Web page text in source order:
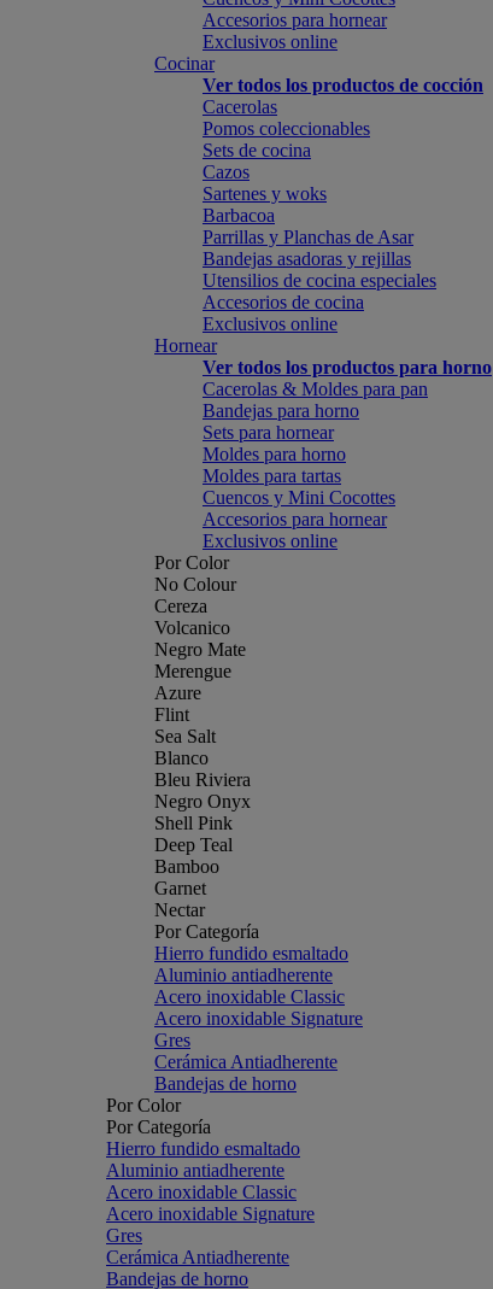
Accesorios para hornear
Exclusivos online
Cocinar
Ver todos los productos de cocción
Cacerolas
Pomos coleccionables
Sets de cocina
Cazos
Sartenes y woks
Barbacoa
Parrillas y Planchas de Asar
Bandejas asadoras y rejillas
Utensilios de cocina especiales
Accesorios de cocina
Exclusivos online
Hornear
Ver todos los productos para horno
Cacerolas & Moldes para pan
Bandejas para horno
Sets para hornear
Moldes para horno
Moldes para tartas
Cuencos y Mini Cocottes
Accesorios para hornear
Exclusivos online
Por Color
No Colour
Cereza
Volcanico
Negro Mate
Merengue
Azure
Flint
Sea Salt
Blanco
Bleu Riviera
Negro Onyx
Shell Pink
Deep Teal
Bamboo
Garnet
Nectar
Por Categoría
Hierro fundido esmaltado
Aluminio antiadherente
Acero inoxidable Classic
Acero inoxidable Signature
Gres
Cerámica Antiadherente
Bandejas de horno
Por Color
Por Categoría
Hierro fundido esmaltado
Aluminio antiadherente
Acero inoxidable Classic
Acero inoxidable Signature
Gres
Cerámica Antiadherente
Bandejas de horno